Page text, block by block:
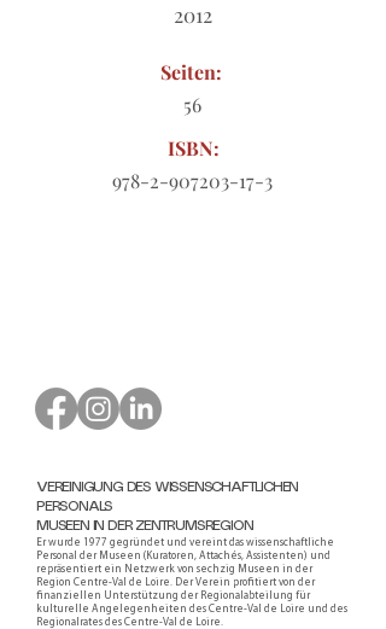
2012
Seiten:
56
ISBN:
978-2-907203-17-3
VEREINIGUNG DES WISSENSCHAFTLICHEN
PERSONALS
MUSEEN IN DER ZENTRUMSREGION
Er wurde 1977 gegründet und vereint das wissenschaftliche
Personal der Museen (Kuratoren, Attachés, Assistenten) und
repräsentiert ein Netzwerk von sechzig Museen in der
Region Centre-Val de Loire. Der Verein profitiert von der
finanziellen Unterstützung der Regionalabteilung für
kulturelle Angelegenheiten des Centre-Val de Loire und des
Regionalrates des Centre-Val de Loire.